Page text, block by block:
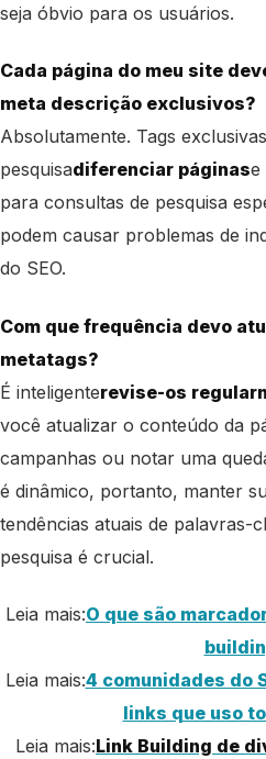
seja óbvio para os usuários.
Cada página do meu site
meta descrição exclusivos?
Absolutamente. Tags
pesquisadiferenciar páginase
para consultas de pesquisa
podem causar problemas de
do SEO.
Com que frequência devo
metatags?
É inteligenterevise-os
você atualizar o conteúdo da
campanhas ou notar uma
é dinâmico, portanto, manter
tendências atuais de palavras-
pesquisa é crucial.
Leia mais:O que são
Leia mais:4 comunidades do
links que uso
Leia mais:Link Building de